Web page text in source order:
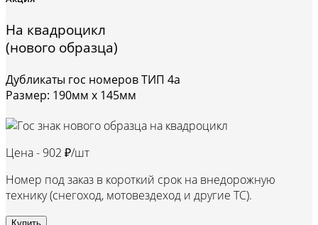
На квадроцикл
(нового образца)
Дубликаты гос номеров ТИП 4а
Размер: 190мм х 145мм
Цена - 902 ₽/шт
Номер под заказ в короткий срок на внедорожную
технику (снегоход, мотовездеход и другие ТС).